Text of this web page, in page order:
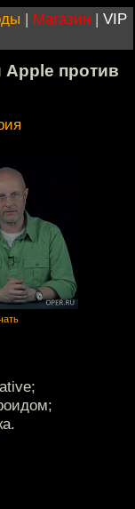
| Магазин | VIP
Apple против